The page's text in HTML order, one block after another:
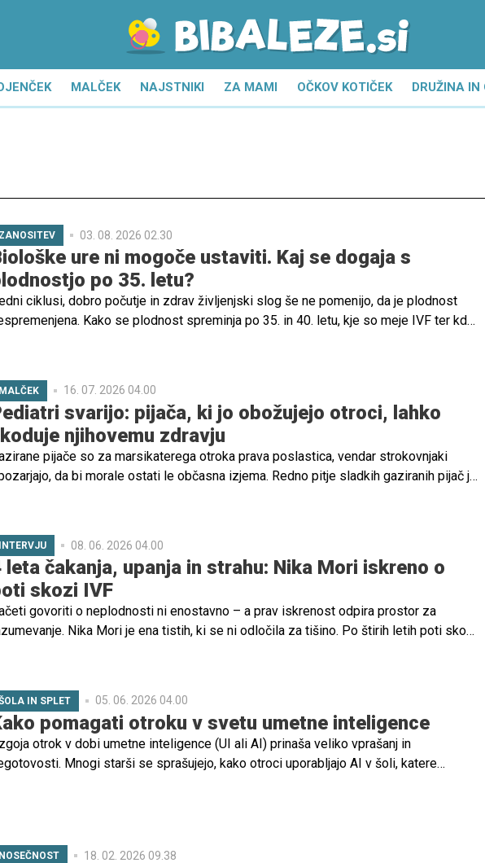
MALČEK NAJSTNIKI ZA MAMI OČKOV KOTIČEK DRUŽINA IN
ZANOSITEV 03. 08. 2026 02.30
ure ni mogoče ustaviti. Kaj se dogaja s
po 35. letu?
ciklusi, dobro počutje in zdrav življenjski slog še ne pomenijo, da je plodnost
Kako se plodnost spreminja po 35. in 40. letu, kje so meje IVF ter kdaj
MALČEK 16. 07. 2026 04.00
svarijo: pijača, ki jo obožujejo otroci, lahko
njihovemu zdravju
pijače so za marsikaterega otroka prava poslastica, vendar strokovnjaki
da bi morale ostati le občasna izjema. Redno pitje sladkih gaziranih pijač je
INTERVJU 08. 06. 2026 04.00
leta čakanja, upanja in strahu: Nika Mori iskreno o
skozi IVF
govoriti o neplodnosti ni enostavno – a prav iskrenost odpira prostor za
Nika Mori je ena tistih, ki se ni odločila za tišino. Po štirih letih poti skozi
IN SPLET 05. 06. 2026 04.00
pomagati otroku v svetu umetne inteligence
otrok v dobi umetne inteligence (UI ali AI) prinaša veliko vprašanj in
Mnogi starši se sprašujejo, kako otroci uporabljajo AI v šoli, katere
NOSEČNOST 18. 02. 2026 09.38